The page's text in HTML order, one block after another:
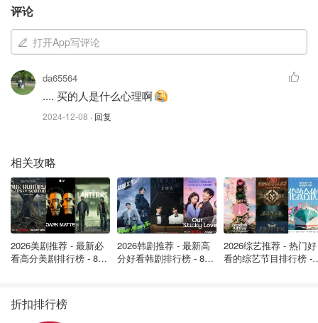
召回产品
美国农业部称，此次召回的产品涉及
类，包括“熏鸡腿”、“山东德州御香扒鸡”和“香辣猪脚”等。
召回的产品是在10月28日之前生产的，标签上印有“P-
📝快查查冰箱！
不要食用召回产品，立即丢弃或退回。
清洁冰箱、接触面，避免李斯特菌传播。
李斯特菌症状包括：
头痛、肌肉酸痛、发烧等，特别易感染
天了噜，大家速去看看啊！
评论
打开App写评论
da65564
.... 买的人是什么心理啊
2024-12-08 · 回复
相关攻略
2026美剧推荐 - 最新必
看高分美剧排行榜 - 8月
2026韩剧推荐 - 最新高
分好看韩剧排行榜 - 8月
2026综艺推荐 - 热门好
看的综艺节目排行榜 -
折扣排行榜